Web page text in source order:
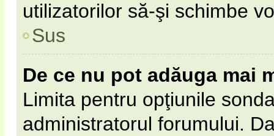
utilizatorilor să-şi schimbe
Sus
De ce nu pot adăuga mai
Limita pentru opţiunile
administratorul forumului.